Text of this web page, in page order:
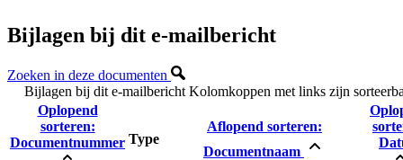
Bijlagen bij dit e-mailbericht
Zoeken in deze documenten
Bijlagen bij dit e-mailbericht Kolomkoppen met links zijn
Oplopend
sorteren:
Documentnummer Type
Aflopend sorteren:
Documentnaam